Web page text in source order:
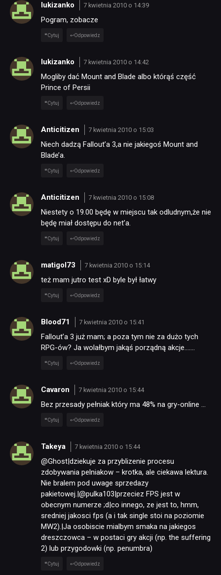
lukizanko 7 kwietnia 2010 o 14:39
Pogram, zobacze
Cytuj Odpowiedz
lukizanko 7 kwietnia 2010 o 14:42
Mogliby dać Mount and Blade albo którąś część
Prince of Persii
Cytuj Odpowiedz
Anticitizen 7 kwietnia 2010 o 15:03
Niech dadzą Fallout’a 3,a nie jakiegoś Mount and
Blade’a.
Cytuj Odpowiedz
Anticitizen 7 kwietnia 2010 o 15:08
Niestety o 19.00 będę w miejscu tak odludnym,że nie
będę miał dostępu do net’a.
Cytuj Odpowiedz
matigol73 7 kwietnia 2010 o 15:14
też mam jutro test xD byle był łatwy
Cytuj Odpowiedz
Blood71 7 kwietnia 2010 o 15:41
Fallout’a 3 już mam; a poza tym nie za dużo tych
RPG-ów? Ja wolałbym jakąś porządną akcje…….
Cytuj Odpowiedz
Cavaron 7 kwietnia 2010 o 15:44
Bez przesady pełniak który ma 48% na gry-online …
Cytuj Odpowiedz
Takeya 7 kwietnia 2010 o 15:44
@Ghost|dziekuje za przyblizenie procesu
zdobywania pelniakow – krotka, ale ciekawa lektura.
Nie bralem pod uwage sprzedazy
pakietowej.|@pulka103|przeciez FPS jest w
obecnym numerze ;d|co innego, ze jest to, hmm,
sredniej jakosci fps (a i tak single stoi na poziomie
MW2).|Ja osobiscie mialbym smaka na jakiegos
dreszczowca – w postaci gry akcji (np. the suffering
2) lub przygodowki (np. penumbra)
Cytuj Odpowiedz